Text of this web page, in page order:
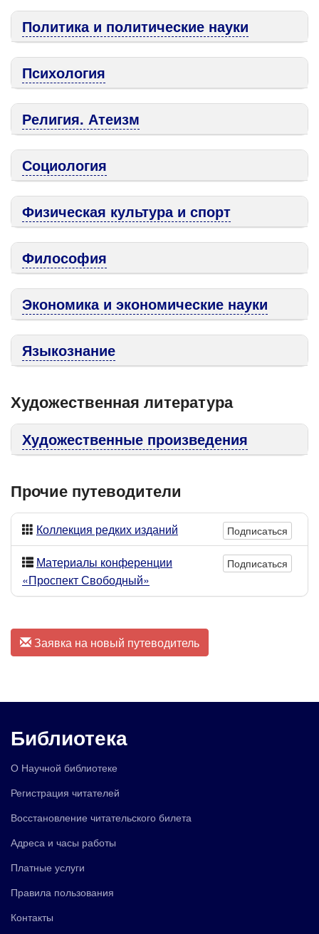
Политика и политические науки
Психология
Религия. Атеизм
Социология
Физическая культура и спорт
Философия
Экономика и экономические науки
Языкознание
Художественная литература
Художественные произведения
Прочие путеводители
Подписаться
Коллекция редких изданий
Подписаться
Материалы конференции
«Проспект Свободный»
Заявка на новый путеводитель
Библиотека
О Научной библиотеке
Регистрация читателей
Восстановление читательского билета
Адреса и часы работы
Платные услуги
Правила пользования
Контакты